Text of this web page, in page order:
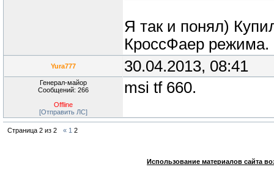
Я так и понял)
КроссФаер режима.
Yura777 30.04.2013, 08:41
Генерал-майор
Сообщений: 266
Offline
[Отправить ЛС]
msi tf 660.
Страница 2 из 2 « 1 2
Использование материалов сайта